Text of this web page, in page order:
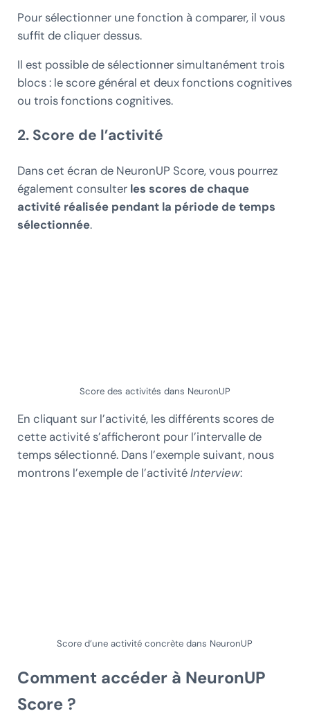
Pour sélectionner une fonction à comparer, il vous
suffit de cliquer dessus.
Il est possible de sélectionner simultanément trois
blocs : le score général et deux fonctions cognitives
ou trois fonctions cognitives.
2. Score de l’activité
Dans cet écran de NeuronUP Score, vous pourrez
également consulter les scores de chaque
activité réalisée pendant la période de temps
sélectionnée.
Score des activités dans NeuronUP
En cliquant sur l’activité, les différents scores de
cette activité s’afficheront pour l’intervalle de
temps sélectionné. Dans l’exemple suivant, nous
montrons l’exemple de l’activitéInterview:
Score d’une activité concrète dans NeuronUP
Comment accéder à NeuronUP
Score ?